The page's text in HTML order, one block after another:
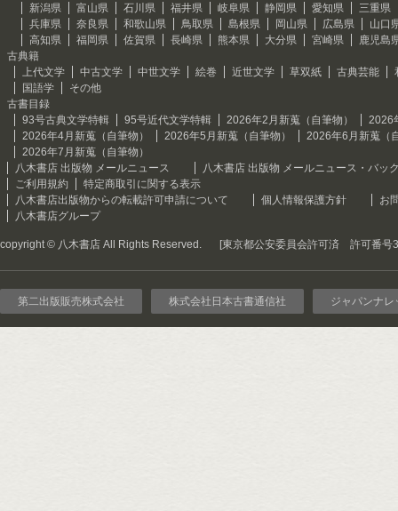
新潟県
富山県 石川県 福井県 岐阜県 静岡県 愛知県
三重県
兵庫県
奈良県 和歌山県 鳥取県 島根県 岡山県 広島県
山口
高知県
福岡県 佐賀県 長崎県 熊本県 大分県 宮崎県
鹿児島
古典籍
上代文学
中古文学 中世文学 絵巻 近世文学 草双紙 古典芸能
国語学
その他
古書目録
93号古典文学特輯
95号近代文学特輯 2026年2月新蒐（自筆物）
2026
2026年4月新蒐（自筆物）
2026年5月新蒐（自筆物）
2026年6月新蒐（
2026年7月新蒐（自筆物）
八木書店 出版物 メールニュース
八木書店 出版物 メールニュース・バッ
ご利用規約
特定商取引に関する表示
八木書店出版物からの転載許可申請について
個人情報保護方針
お
八木書店グループ
copyright © 八木書店 All Rights Reserved. [東京都公安委員会許可済 許可番号
第二出版販売株式会社 株式会社日本古書通信社 ジャパンナレ